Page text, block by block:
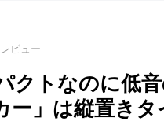
レビュー
クトなのに低
」は縦置きタ